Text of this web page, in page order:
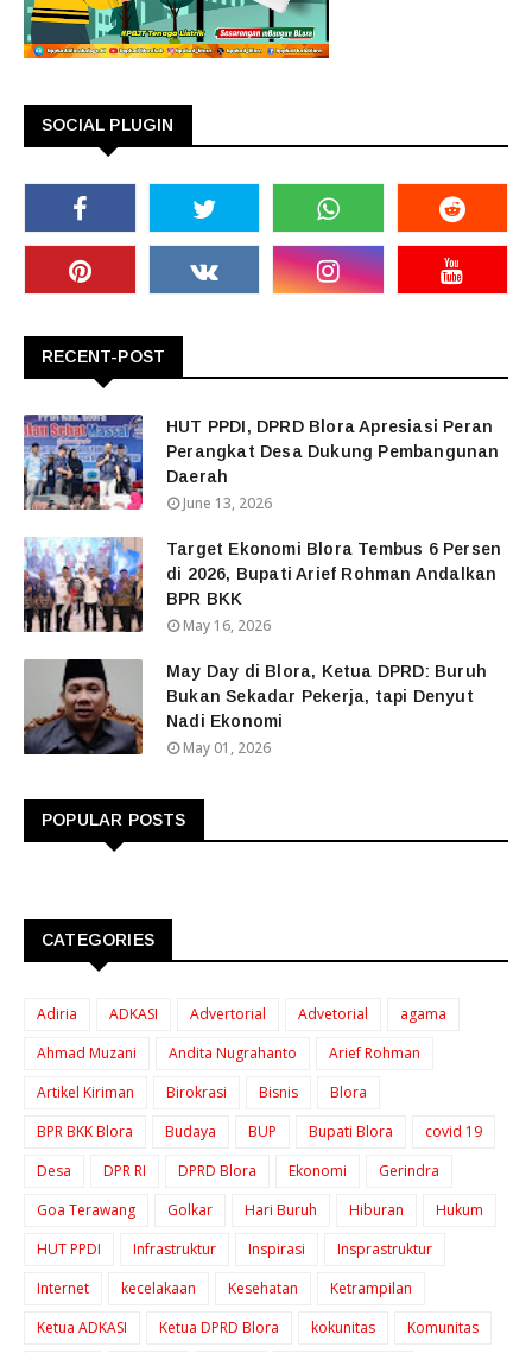
SOCIAL PLUGIN
RECENT-POST
HUT PPDI, DPRD Blora Apresiasi Peran
Perangkat Desa Dukung Pembangunan
Daerah
June 13, 2026
Target Ekonomi Blora Tembus 6 Persen
di 2026, Bupati Arief Rohman Andalkan
BPR BKK
May 16, 2026
May Day di Blora, Ketua DPRD: Buruh
Bukan Sekadar Pekerja, tapi Denyut
Nadi Ekonomi
May 01, 2026
POPULAR POSTS
CATEGORIES
Adiria ADKASI Advertorial Advetorial
agama
Ahmad Muzani
Andita Nugrahanto
Arief Rohman
Artikel Kiriman
Birokrasi Bisnis
Blora
BPR BKK Blora
Budaya BUP Bupati Blora
covid 19
Desa
DPR RI DPRD Blora Ekonomi
Gerindra
Goa Terawang
Golkar Hari Buruh Hiburan
Hukum
HUT PPDI
Infrastruktur Inspirasi
Insprastruktur
Internet
kecelakaan Kesehatan
Ketrampilan
Ketua ADKASI
Ketua DPRD Blora kokunitas
Komunitas